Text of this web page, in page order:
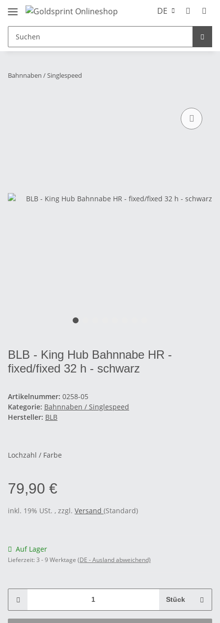
DE
Bahnnaben / Singlespeed
BLB - King Hub Bahnnabe HR -
fixed/fixed 32 h - schwarz
Artikelnummer: 0258-05
Kategorie: Bahnnaben / Singlespeed
Hersteller: BLB
Lochzahl / Farbe
79,90 €
inkl. 19% USt. , zzgl. Versand (Standard)
Auf Lager
Lieferzeit: 3 - 9 Werktage (DE - Ausland abweichend)
Stück